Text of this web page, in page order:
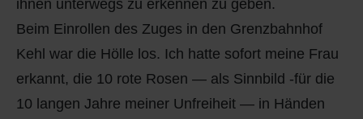
ihnen unterwegs zu erkennen zu geben.
Beim Einrollen des Zuges in den Grenzbahnhof
Kehl war die Hölle los. Ich hatte sofort meine Frau
erkannt, die 10 rote Rosen — als Sinnbild -für die
10 langen Jahre meiner Unfreiheit — in Händen